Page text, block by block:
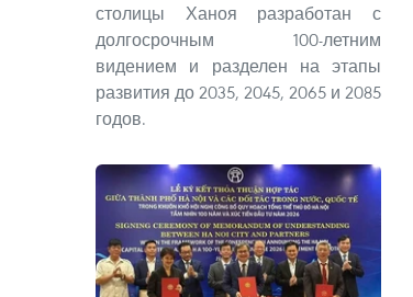
столицы Ханоя разработан с
долгосрочным 100-летним
видением и разделен на этапы
развития до 2035, 2045, 2065 и 2085
годов.